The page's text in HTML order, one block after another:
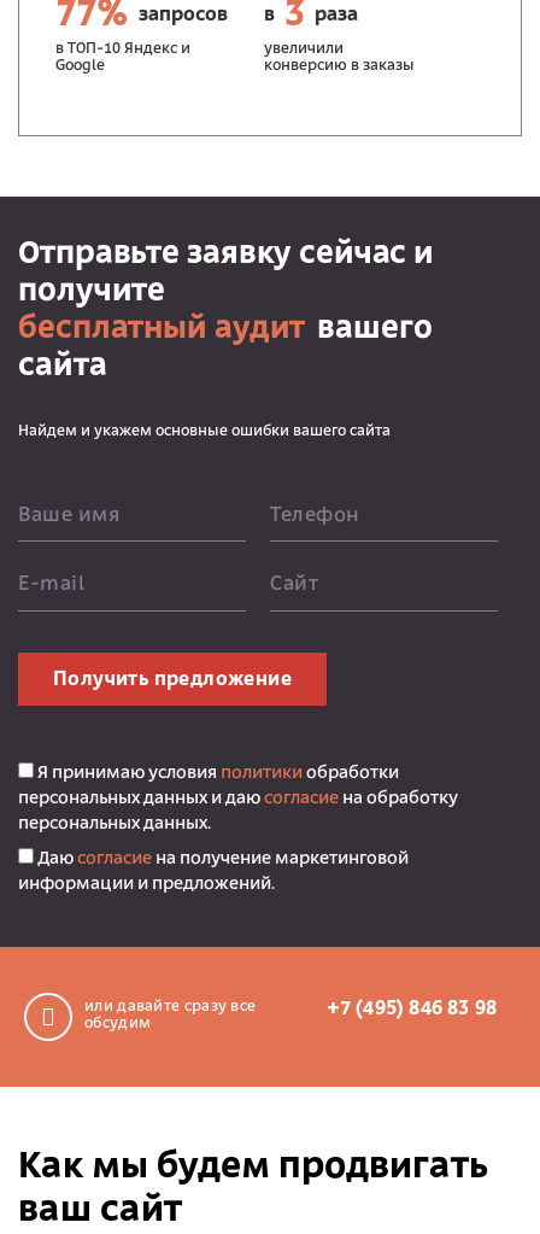
77% запросов
в ТОП-10 Яндекс и
Google
в 3 раза
увеличили
конверсию в заказы
Отправьте заявку сейчас и
получите
бесплатный аудит вашего
сайта
Найдем и укажем основные ошибки вашего сайта
Ваше имя Телефон
E-mail Сайт
Получить предложение
Я принимаю условия политики обработки
персональных данных и даю согласие на обработку
персональных данных.
Даю согласие на получение маркетинговой
информации и предложений.
или давайте сразу все
обсудим
+7 (495) 846 83 98
Как мы будем продвигать
ваш сайт